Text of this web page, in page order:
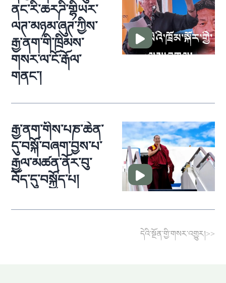
ནང་རི་ཆརཌི་གྷིཡར་
ལཊ་མཉམ་ཞུཊ་ཀྱིས་
རྒྱ་ནག་གི་ཁྲིམས་
གསར་ལ་ངོ་རྒོལ་
གནང་།
རྒྱ་ནག་གིས་པཎ་ཆེན་
དུ་བསྐོ་བཞག་བྱས་པ་
རྒྱལ་མཚན་ནོར་བུ་
བོད་དུ་བསྐྱོད་པ།
དེའི་སྔོན་གྱི་གསར་འགྱུར།>>